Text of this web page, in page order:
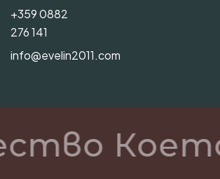
+359 0882
276 141
info@evelin2011.com